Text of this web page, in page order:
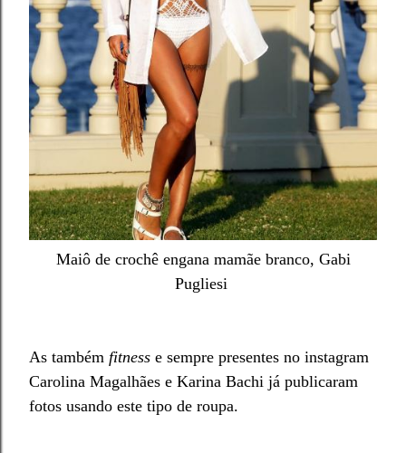
Maiô de crochê engana mamãe branco, Gabi
Pugliesi
As também fitness e sempre presentes no instagram
Carolina Magalhães e Karina Bachi já publicaram
fotos usando este tipo de roupa.